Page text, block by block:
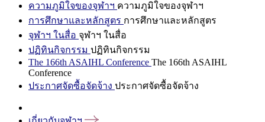
ความภูมิใจของจุฬาฯ ความภูมิใจของจุฬาฯ
การศึกษาและหลักสูตร การศึกษาและหลักสูตร
จุฬาฯ ในสื่อ จุฬาฯ ในสื่อ
ปฏิทินกิจกรรม ปฏิทินกิจกรรม
The 166th ASAIHL Conference The 166th ASAIHL
Conference
ประกาศจัดซื้อจัดจ้าง ประกาศจัดซื้อจัดจ้าง